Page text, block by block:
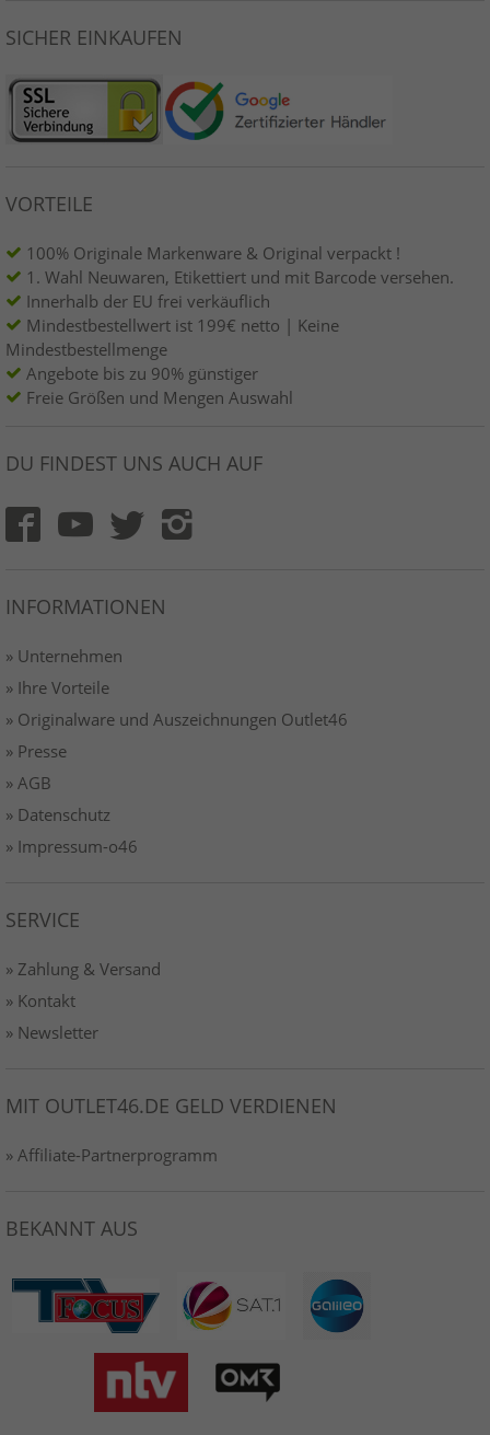
SICHER EINKAUFEN
VORTEILE
100% Originale Markenware & Original verpackt !
1. Wahl Neuwaren, Etikettiert und mit Barcode versehen.
Innerhalb der EU frei verkäuflich
Mindestbestellwert ist 199€ netto | Keine
Mindestbestellmenge
Angebote bis zu 90% günstiger
Freie Größen und Mengen Auswahl
DU FINDEST UNS AUCH AUF
INFORMATIONEN
» Unternehmen
» Ihre Vorteile
» Originalware und Auszeichnungen Outlet46
» Presse
» AGB
» Datenschutz
» Impressum-o46
SERVICE
» Zahlung & Versand
» Kontakt
» Newsletter
MIT OUTLET46.DE GELD VERDIENEN
» Affiliate-Partnerprogramm
BEKANNT AUS